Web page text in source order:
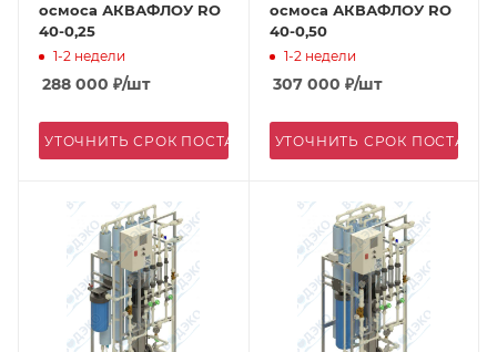
осмоса АКВАФЛОУ RO
40-0,25
1-2 недели
288 000 ₽/шт
УТОЧНИТЬ СРОК ПОСТАВКИ
осмоса АКВАФЛОУ RO
40-0,50
1-2 недели
307 000 ₽/шт
УТОЧНИТЬ СРОК